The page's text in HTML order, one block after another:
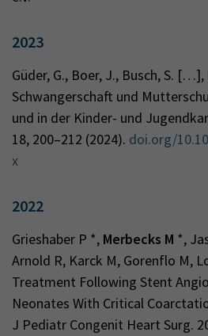
2023
Güder, G., Boer, J., Busch, S. […],
Schwangerschaft und
und in der Kinder- und
18, 200–212 (2024). doi.org/
x
2022
Grieshaber P *, Merbecks M *,
Arnold R, Karck M, Gorenflo M,
Treatment Following Stent
Neonates With Critical
J Pediatr Congenit Heart Surg.